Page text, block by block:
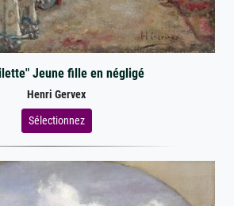
Jeune fille en négligé
Henri Gervex
Sélectionnez